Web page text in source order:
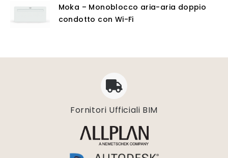
Moka – Monoblocco aria-aria doppio
condotto con Wi-Fi
Fornitori Ufficiali BIM